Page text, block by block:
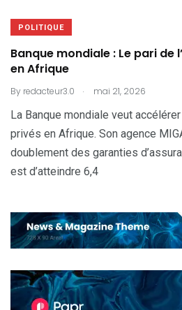
POLITIQUE
Banque mondiale : Le pari de
en Afrique
By redacteur3.0 . mai 21, 2026
La Banque mondiale veut
privés en Afrique. Son agence
doublement des garanties
est d’atteindre 6,4